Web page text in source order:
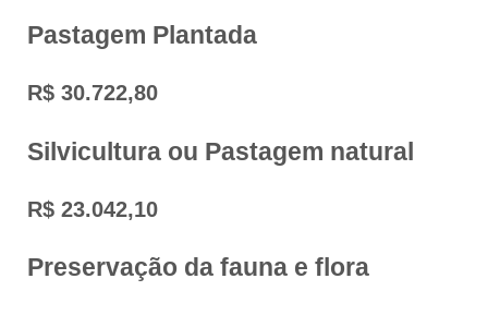
Pastagem Plantada
R$ 30.722,80
Silvicultura ou Pastagem natural
R$ 23.042,10
Preservação da fauna e flora